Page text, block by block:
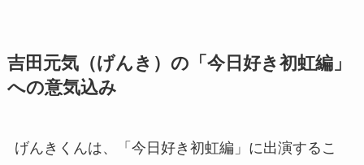
吉田元気（げんき）の「今日好き初虹編」
への意気込み
げんきくんは、「今日好き初虹編」に出演するこ